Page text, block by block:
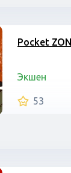
Pocket
Экшен
53